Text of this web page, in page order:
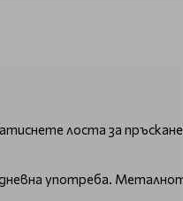
лоста за
употреба.